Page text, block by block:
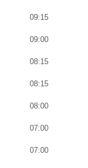
09:15
09:00
08:15
08:15
08:00
07:00
07:00